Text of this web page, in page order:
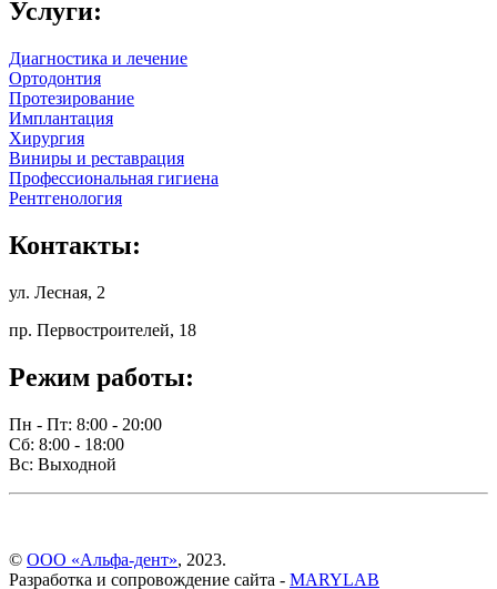
Услуги:
Диагностика и лечение
Ортодонтия
Протезирование
Имплантация
Хирургия
Виниры и реставрация
Профессиональная гигиена
Рентгенология
Контакты:
ул. Лесная, 2
пр. Первостроителей, 18
Режим работы:
Пн - Пт: 8:00 - 20:00
Сб: 8:00 - 18:00
Вс: Выходной
© ООО «Альфа-дент», 2023.
Разработка и сопровождение сайта - MARYLAB